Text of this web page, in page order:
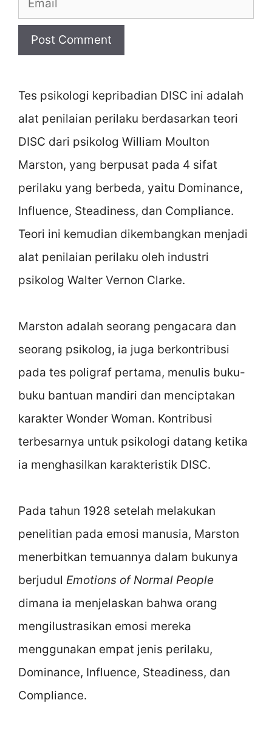
Website
Tes psikologi kepribadian DISC ini adalah
alat penilaian perilaku berdasarkan teori
DISC dari psikolog William Moulton
Marston, yang berpusat pada 4 sifat
perilaku yang berbeda, yaitu Dominance,
Influence, Steadiness, dan Compliance.
Teori ini kemudian dikembangkan menjadi
alat penilaian perilaku oleh industri
psikolog Walter Vernon Clarke.
Marston adalah seorang pengacara dan
seorang psikolog, ia juga berkontribusi
pada tes poligraf pertama, menulis buku-
buku bantuan mandiri dan menciptakan
karakter Wonder Woman. Kontribusi
terbesarnya untuk psikologi datang ketika
ia menghasilkan karakteristik DISC.
Pada tahun 1928 setelah melakukan
penelitian pada emosi manusia, Marston
menerbitkan temuannya dalam bukunya
berjudul Emotions of Normal People
dimana ia menjelaskan bahwa orang
mengilustrasikan emosi mereka
menggunakan empat jenis perilaku,
Dominance, Influence, Steadiness, dan
Compliance.